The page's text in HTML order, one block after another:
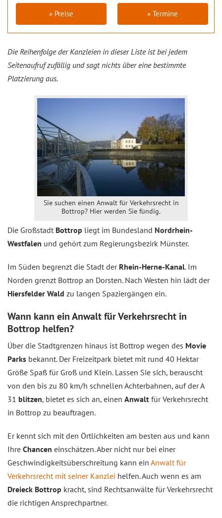
» Preise » Termine
Die Reihenfolge der Kanzleien in dieser Liste ist bei jedem
Seitenaufruf zufällig und sagt nichts über eine bestimmte
Platzierung aus.
Sie suchen einen Anwalt für Verkehrsrecht in
Bottrop? Hier werden Sie fündig.
Die Großstadt Bottrop liegt im Bundesland Nordrhein-
Westfalen und gehört zum Regierungsbezirk Münster.
Im Süden begrenzt die Stadt der Rhein-Herne-Kanal. Im
Norden grenzt Bottrop an Dorsten. Nach Westen hin lädt der
Hiersfelder Wald zu langen Spaziergängen ein.
Wann kann ein Anwalt für Verkehrsrecht in
Bottrop helfen?
Über die Stadtgrenzen hinaus ist Bottrop wegen des Movie
Parks bekannt. Der Freizeitpark bietet mit rund 40 Hektar
Größe Spaß für Groß und Klein. Lassen Sie sich, berauscht
von den bis zu 80 km/h schnellen Achterbahnen, auf der A
31 blitzen, bietet es sich an, einen Anwalt für Verkehrsrecht
in Bottrop zu beauftragen.
Er kennt sich mit den Örtlichkeiten am besten aus und kann
Ihre Chancen einschätzen. Aber nicht nur bei einer
Geschwindigkeitsüberschreitung kann ein Anwalt für
Verkehrsrecht mit seiner Kanzlei helfen. Auch wenn es am
Dreieck Bottrop kracht, sind Rechtsanwälte für Verkehrsrecht
die richtigen Ansprechpartner.